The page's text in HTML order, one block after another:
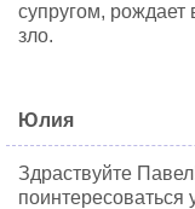
супругом, рождает
зло.
Юлия
Здраствуйте